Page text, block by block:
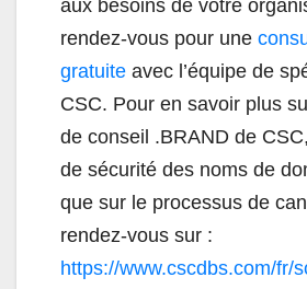
aux besoins de votre
rendez-vous pour une
gratuite avec l’équipe de
CSC. Pour en savoir plus
de conseil .BRAND de
de sécurité des noms de
que sur le processus de
rendez-vous sur :
https://www.cscdbs.com/fr/